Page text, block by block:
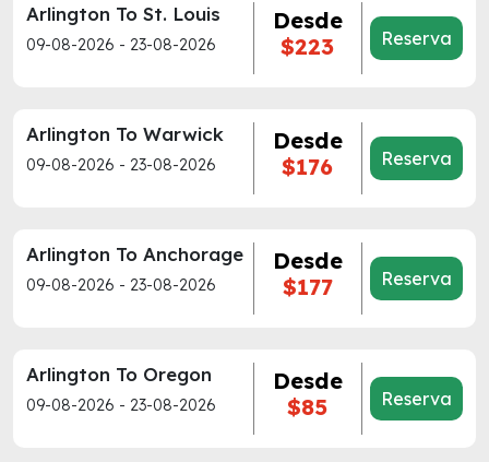
Arlington To St. Louis
09-08-2026 - 23-08-2026
Desde
$223
Reserva
Arlington To Warwick
09-08-2026 - 23-08-2026
Desde
$176
Reserva
Arlington To Anchorage
09-08-2026 - 23-08-2026
Desde
$177
Reserva
Arlington To Oregon
09-08-2026 - 23-08-2026
Desde
$85
Reserva